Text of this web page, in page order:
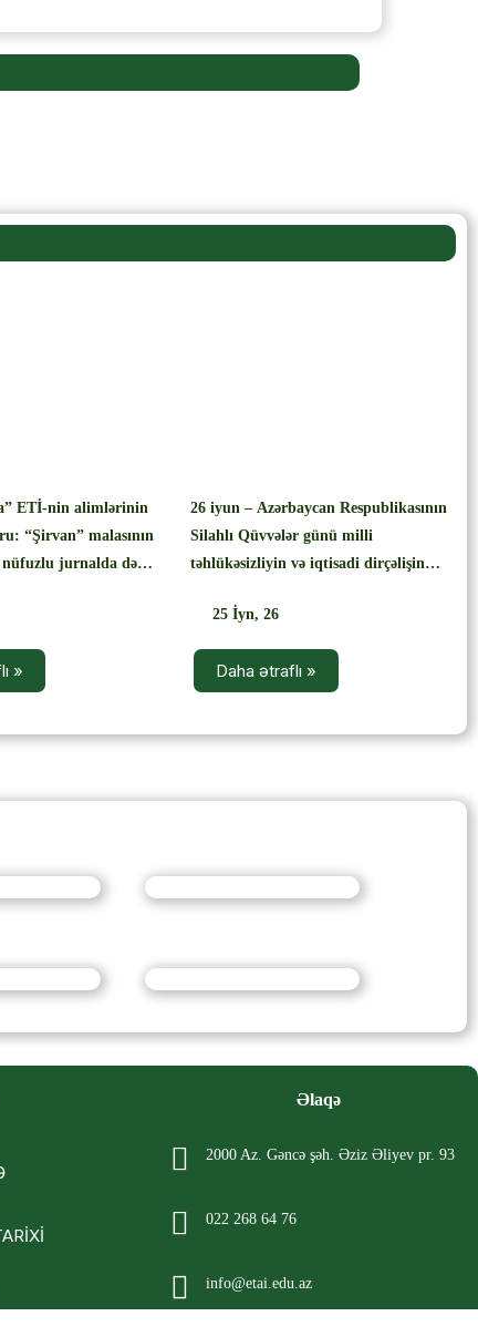
ETİ-nin alimlərinin
“Şirvan” malasının
nüfuzlu jurnalda dərc
»
26 iyun – Azərbaycan Respublikasının
Silahlı Qüvvələr günü milli
təhlükəsizliyin və iqtisadi dirçəlişin
25 İyn, 26
Daha ətraflı »
Əlaqə
2000 Az. Gəncə şəh. Əziz Əliyev pr. 93
022 268 64 76
info@etai.edu.az